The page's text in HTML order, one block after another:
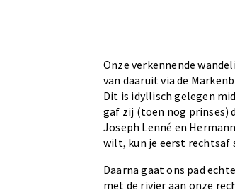
Onze verkennende
van daaruit via de
Dit is idyllisch gelegen
gaf zij (toen nog prinses)
Joseph Lenné en
wilt, kun je eerst rechtsaf
Daarna gaat ons pad
met de rivier aan onze